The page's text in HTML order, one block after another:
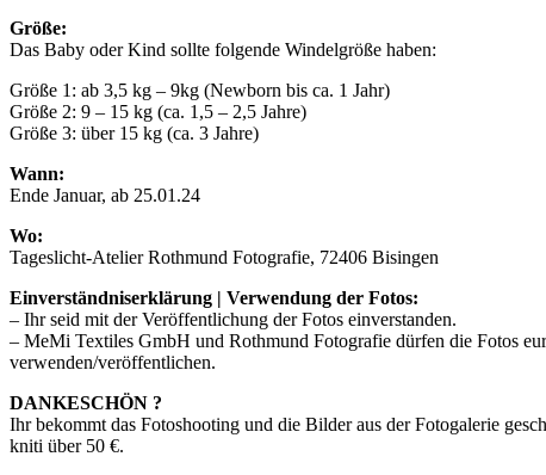
Größe:
Das Baby oder Kind sollte folgende Windelgröße haben:
Größe 1: ab 3,5 kg – 9kg (Newborn bis ca. 1 Jahr)
Größe 2: 9 – 15 kg (ca. 1,5 – 2,5 Jahre)
Größe 3: über 15 kg (ca. 3 Jahre)
Wann:
Ende Januar, ab 25.01.24
Wo:
Tageslicht-Atelier Rothmund Fotografie, 72406 Bisingen
Einverständniserklärung | Verwendung der Fotos:
– Ihr seid mit der Veröffentlichung der Fotos einverstanden.
– MeMi Textiles GmbH und Rothmund Fotografie dürfen die Fotos
verwenden/veröffentlichen.
DANKESCHÖN ?
Ihr bekommt das Fotoshooting und die Bilder aus der Fotogalerie
kniti über 50 €.